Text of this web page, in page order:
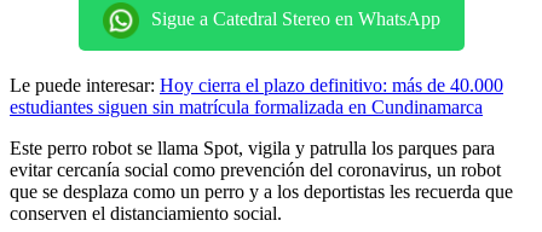
Sigue a Catedral Stereo en WhatsApp
Le puede interesar: Hoy cierra el plazo definitivo: más de 40.000
estudiantes siguen sin matrícula formalizada en Cundinamarca
Este perro robot se llama Spot, vigila y patrulla los parques para
evitar cercanía social como prevención del coronavirus, un robot
que se desplaza como un perro y a los deportistas les recuerda que
conserven el distanciamiento social.